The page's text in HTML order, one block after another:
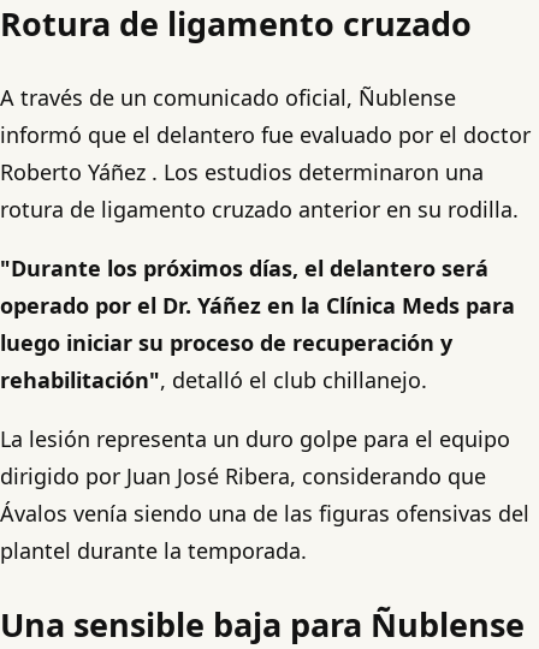
Rotura de ligamento cruzado
A través de un comunicado oficial, Ñublense
informó que el delantero fue evaluado por el doctor
Roberto Yáñez . Los estudios determinaron una
rotura de ligamento cruzado anterior en su rodilla.
"Durante los próximos días, el delantero será
operado por el Dr. Yáñez en la Clínica Meds para
luego iniciar su proceso de recuperación y
rehabilitación", detalló el club chillanejo.
La lesión representa un duro golpe para el equipo
dirigido por Juan José Ribera, considerando que
Ávalos venía siendo una de las figuras ofensivas del
plantel durante la temporada.
Una sensible baja para Ñublense